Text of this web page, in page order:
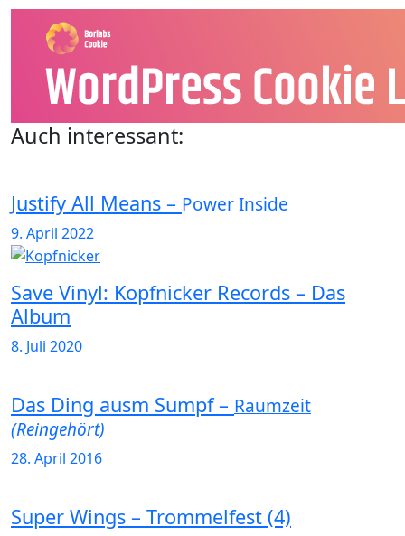
Auch interessant:
Justify All Means – Power Inside
9. April 2022
Save Vinyl: Kopfnicker Records – Das
Album
8. Juli 2020
Das Ding ausm Sumpf – Raumzeit
(Reingehört)
28. April 2016
Super Wings – Trommelfest (4)